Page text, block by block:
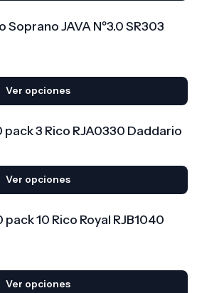
Soprano JAVA Nº3.0 SR303
Ver opciones
pack 3 Rico RJA0330 Daddario
Ver opciones
10 Rico Royal RJB1040
Ver opciones